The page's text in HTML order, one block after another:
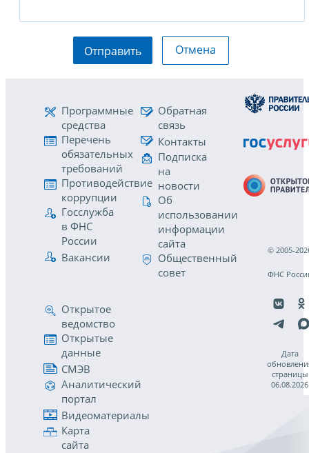
Отправить Отмена
Программные
средства
Перечень
обязательных
требований
Противодействие
коррупции
Госслужба
в ФНС
России
Вакансии
Обратная
связь
Контакты
Подписка
на
новости
Об
использовании
информации
сайта
Общественный
совет
Открытое
ведомство
Открытые
данные
СМЭВ
Аналитический
портал
Видеоматериалы
Карта
сайта
© 2005-
ФНС
Дата
страницы
06.08.2026